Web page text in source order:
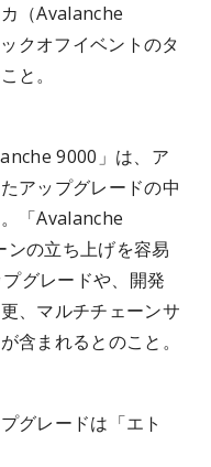
（Avalanche
クオフイベントのタ
と。
9000」は、ア
アップグレードの中
「Avalanche
の立ち上げを容易
グレードや、開発
、マルチチェーンサ
含まれるとのこと。
グレードは「エト